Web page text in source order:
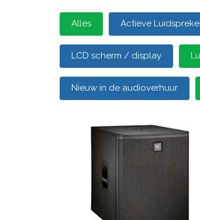
Alles Actieve
LCD scherm / display
Nieuw in de audioverhuur